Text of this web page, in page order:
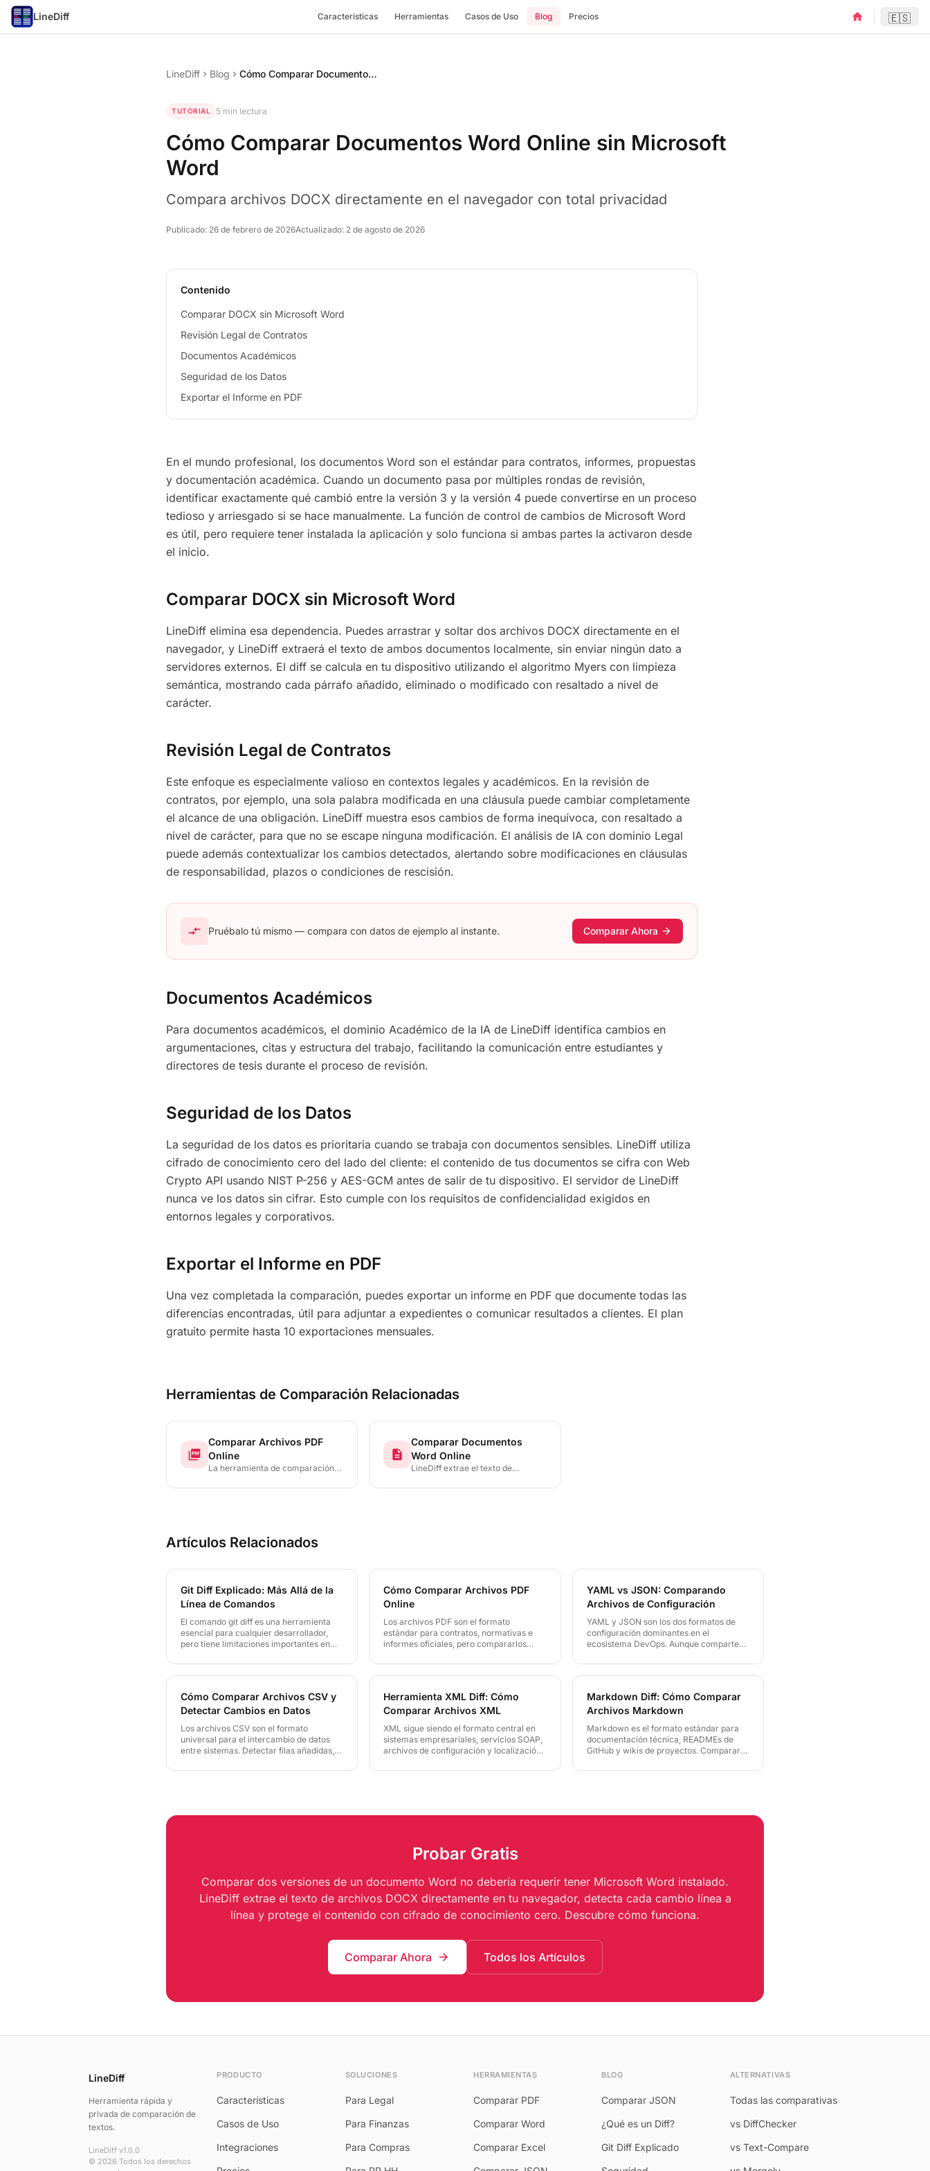
LineDiff Características Herramientas Casos de Uso Blog Precios home 🇪🇸
LineDiff chevron_right Blog chevron_right Cómo Comparar Documentos Word Online sin Microsoft Word
TUTORIAL 5 min lectura
Cómo Comparar Documentos Word Online sin Microsoft
Word
Compara archivos DOCX directamente en el navegador con total privacidad
Publicado: 26 de febrero de 2026Actualizado: 2 de agosto de 2026
Contenido
Comparar DOCX sin Microsoft Word
Revisión Legal de Contratos
Documentos Académicos
Seguridad de los Datos
Exportar el Informe en PDF
En el mundo profesional, los documentos Word son el estándar para contratos, informes, propuestas
y documentación académica. Cuando un documento pasa por múltiples rondas de revisión,
identificar exactamente qué cambió entre la versión 3 y la versión 4 puede convertirse en un proceso
tedioso y arriesgado si se hace manualmente. La función de control de cambios de Microsoft Word
es útil, pero requiere tener instalada la aplicación y solo funciona si ambas partes la activaron desde
el inicio.
Comparar DOCX sin Microsoft Word
LineDiff elimina esa dependencia. Puedes arrastrar y soltar dos archivos DOCX directamente en el
navegador, y LineDiff extraerá el texto de ambos documentos localmente, sin enviar ningún dato a
servidores externos. El diff se calcula en tu dispositivo utilizando el algoritmo Myers con limpieza
semántica, mostrando cada párrafo añadido, eliminado o modificado con resaltado a nivel de
carácter.
Revisión Legal de Contratos
Este enfoque es especialmente valioso en contextos legales y académicos. En la revisión de
contratos, por ejemplo, una sola palabra modificada en una cláusula puede cambiar completamente
el alcance de una obligación. LineDiff muestra esos cambios de forma inequívoca, con resaltado a
nivel de carácter, para que no se escape ninguna modificación. El análisis de IA con dominio Legal
puede además contextualizar los cambios detectados, alertando sobre modificaciones en cláusulas
de responsabilidad, plazos o condiciones de rescisión.
compare_arrows Pruébalo tú mismo — compara con datos de ejemplo al instante. Comparar Ahora arrow_forward
Documentos Académicos
Para documentos académicos, el dominio Académico de la IA de LineDiff identifica cambios en
argumentaciones, citas y estructura del trabajo, facilitando la comunicación entre estudiantes y
directores de tesis durante el proceso de revisión.
Seguridad de los Datos
La seguridad de los datos es prioritaria cuando se trabaja con documentos sensibles. LineDiff utiliza
cifrado de conocimiento cero del lado del cliente: el contenido de tus documentos se cifra con Web
Crypto API usando NIST P-256 y AES-GCM antes de salir de tu dispositivo. El servidor de LineDiff
nunca ve los datos sin cifrar. Esto cumple con los requisitos de confidencialidad exigidos en
entornos legales y corporativos.
Exportar el Informe en PDF
Una vez completada la comparación, puedes exportar un informe en PDF que documente todas las
diferencias encontradas, útil para adjuntar a expedientes o comunicar resultados a clientes. El plan
gratuito permite hasta 10 exportaciones mensuales.
Herramientas de Comparación Relacionadas
picture_as_pdf
Comparar Archivos PDF
Online
La herramienta de comparación
de ambos archivos y resalta cada
carácter por carácter.
description
Comparar Documentos
Word Online
LineDiff extrae el texto de
preciso con código de colores que
Artículos Relacionados
Git Diff Explicado: Más Allá de la
Línea de Comandos
El comando git diff es una herramienta
esencial para cualquier desarrollador,
pero tiene limitaciones importantes en
guía explica qué muestra git diff, cuándo
queda corto y cómo LineDiff actúa como
técnicos.
Cómo Comparar Archivos PDF
Online
Los archivos PDF son el formato
estándar para contratos, normativas e
informes oficiales, pero compararlos
propensa a errores. LineDiff extrae el
texto de tus PDFs localmente, detecta
cifrado de conocimiento cero. No
necesitas Adobe ni software adicional.
YAML vs JSON: Comparando
Archivos de Configuración
YAML y JSON son los dos formatos de
configuración dominantes en el
ecosistema DevOps. Aunque comparten
sintácticas pueden generar errores
difíciles de detectar. Esta guía explica
LineDiff facilita su comparación en
pipelines de CI/CD.
Cómo Comparar Archivos CSV y
Detectar Cambios en Datos
Los archivos CSV son el formato
universal para el intercambio de datos
entre sistemas. Detectar filas añadidas,
versiones de un CSV es crítico en
Excel.
Herramienta XML Diff: Cómo
Comparar Archivos XML
XML sigue siendo el formato central en
sistemas empresariales, servicios SOAP,
archivos de configuración y localización
un archivo XML manualmente es tedioso
Markdown Diff: Cómo Comparar
Archivos Markdown
Markdown es el formato estándar para
documentación técnica, READMEs de
GitHub y wikis de proyectos. Comparar
esencial en flujos de trabajo de
resultados como HTML.
Probar Gratis
Comparar dos versiones de un documento Word no debería requerir tener Microsoft Word instalado.
LineDiff extrae el texto de archivos DOCX directamente en tu navegador, detecta cada cambio línea a
línea y protege el contenido con cifrado de conocimiento cero. Descubre cómo funciona.
Comparar Ahora arrow_forward Todos los Artículos
LineDiff
Herramienta rápida y
privada de comparación de
textos.
LineDiff v1.0.0
© 2026 Todos los derechos
PRODUCTO
Características
Casos de Uso
Integraciones
SOLUCIONES
Para Legal
Para Finanzas
Para Compras
HERRAMIENTAS
Comparar PDF
Comparar Word
Comparar Excel
BLOG
Comparar JSON
¿Qué es un Diff?
Git Diff Explicado
ALTERNATIVAS
Todas las comparativas
vs DiffChecker
vs Text-Compare